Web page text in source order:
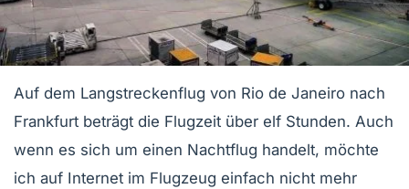
Auf dem Langstreckenflug von Rio de Janeiro nach
Frankfurt beträgt die Flugzeit über elf Stunden. Auch
wenn es sich um einen Nachtflug handelt, möchte
ich auf Internet im Flugzeug einfach nicht mehr